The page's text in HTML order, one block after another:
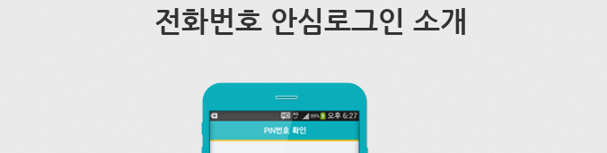
전화번호 안심로그인 소개